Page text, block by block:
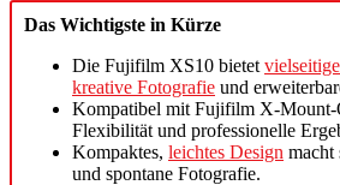
Das Wichtigste in Kürze
Die Fujifilm XS10 bietet
kreative Fotografie und
Kompatibel mit Fujifilm X-Mount-
Flexibilität und professionelle
Kompaktes, leichtes Design macht
und spontane Fotografie.